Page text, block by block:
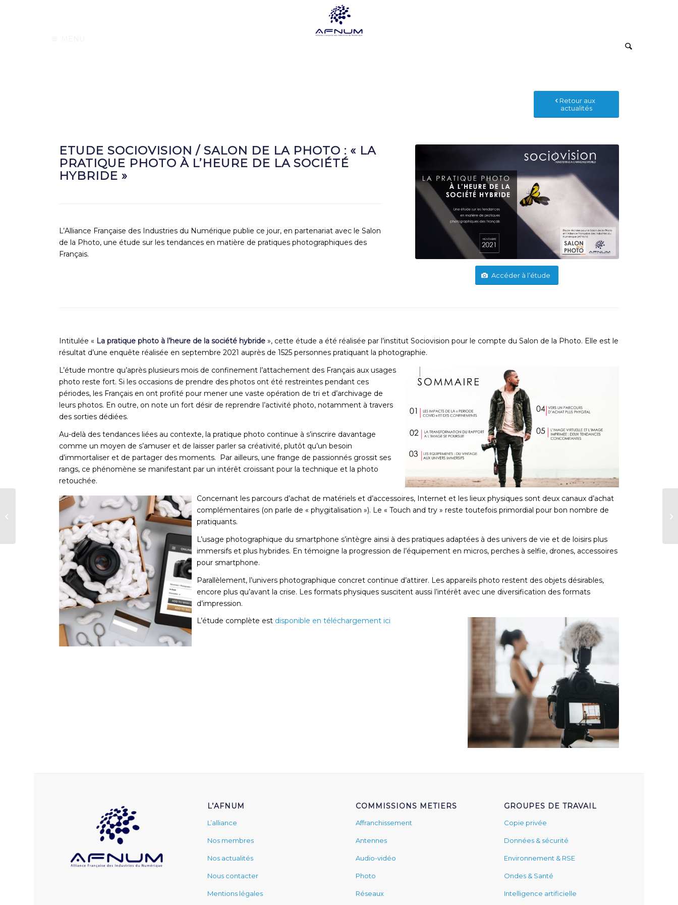
Retour aux
actualités
ETUDE SOCIOVISION / SALON DE LA PHOTO : « LA
PRATIQUE PHOTO À L’HEURE DE LA SOCIÉTÉ
HYBRIDE »
L’Alliance Française des Industries du Numérique publie ce jour, en partenariat avec le Salon
de la Photo, une étude sur les tendances en matière de pratiques photographiques des
Français.
Accéder à l’étude
Intitulée « La pratique photo à l’heure de la société hybride », cette étude a été réalisée par l’institut Sociovision pour le compte du Salon de la Photo. Elle est le
résultat d’une enquête réalisée en septembre 2021 auprès de 1525 personnes pratiquant la photographie.
L’étude montre qu’après plusieurs mois de confinement l’attachement des Français aux usages
photo reste fort. Si les occasions de prendre des photos ont été restreintes pendant ces
périodes, les Français en ont profité pour mener une vaste opération de tri et d’archivage de
leurs photos. En outre, on note un fort désir de reprendre l’activité photo, notamment à travers
des sorties dédiées.
Au-delà des tendances liées au contexte, la pratique photo continue à s’inscrire davantage
comme un moyen de s’amuser et de laisser parler sa créativité, plutôt qu’un besoin
d’immortaliser et de partager des moments. Par ailleurs, une frange de passionnés grossit ses
rangs, ce phénomène se manifestant par un intérêt croissant pour la technique et la photo
retouchée.
Concernant les parcours d’achat de matériels et d’accessoires, Internet et les lieux physiques sont deux canaux d’achat
complémentaires (on parle de « phygitalisation »). Le « Touch and try » reste toutefois primordial pour bon nombre de
pratiquants.
L’usage photographique du smartphone s’intègre ainsi à des pratiques adaptées à des univers de vie et de loisirs plus
immersifs et plus hybrides. En témoigne la progression de l’équipement en micros, perches à selfie, drones, accessoires
pour smartphone.
Parallèlement, l’univers photographique concret continue d’attirer. Les appareils photo restent des objets désirables,
encore plus qu’avant la crise. Les formats physiques suscitent aussi l’intérêt avec une diversification des formats
d’impression.
L’étude complète est disponible en téléchargement ici
L’AFNUM
L’alliance
Nos membres
Nos actualités
Nous contacter
Mentions légales
COMMISSIONS METIERS
Affranchissement
Antennes
Audio-vidéo
Photo
Réseaux
GROUPES DE TRAVAIL
Copie privée
Données & sécurité
Environnement & RSE
Ondes & Santé
Intelligence artificielle
Secteur public :
Publication des
guides d’utilisation